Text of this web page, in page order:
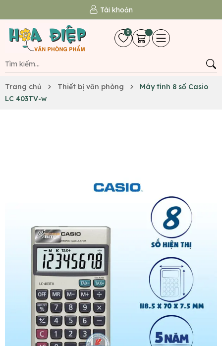
Tài khoản
0
Trang chủ Thiết bị văn phòng
Máy tính 8 số Casio
LC 403TV-w